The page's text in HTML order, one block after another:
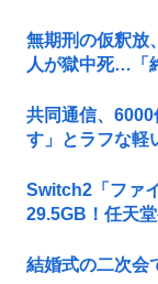
無期刑の仮釈放
人が獄中死…「
共同通信、
す」とラフな軽
Switch2「ファ
29.5GB！任天
結婚式の二次会